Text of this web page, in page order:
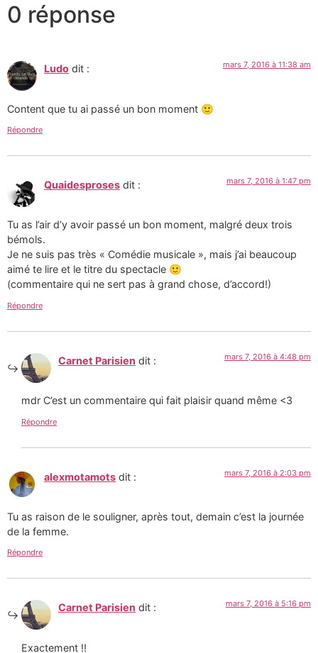
0 réponse
Ludo dit : mars 7, 2016 à 11:38 am
Content que tu ai passé un bon moment 🙂
Répondre
Quaidesproses dit : mars 7, 2016 à 1:47 pm
Tu as l’air d’y avoir passé un bon moment, malgré deux trois
bémols.
Je ne suis pas très « Comédie musicale », mais j’ai beaucoup
aimé te lire et le titre du spectacle 🙂
(commentaire qui ne sert pas à grand chose, d’accord!)
Répondre
Carnet Parisien dit : mars 7, 2016 à 4:48 pm
mdr C’est un commentaire qui fait plaisir quand même <3
Répondre
alexmotamots dit : mars 7, 2016 à 2:03 pm
Tu as raison de le souligner, après tout, demain c’est la journée
de la femme.
Répondre
Carnet Parisien dit : mars 7, 2016 à 5:16 pm
Exactement !!